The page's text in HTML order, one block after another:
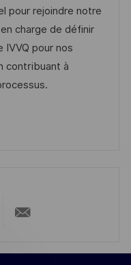
e
g
o
r
í
pour rejoindre notre
charge de définir
pour nos
contribuant à
por